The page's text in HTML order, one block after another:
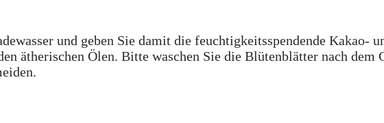
und geben Sie damit die feuchtigkeitsspendende Kakao-
ätherischen Ölen. Bitte waschen Sie die Blütenblätter nach dem